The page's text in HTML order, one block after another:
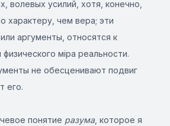
волевых усилий, хотя, конечно,
характеру, чем вера; эти
аргументы, относятся к
міра реальности.
не обесценивают подвиг
его.
понятие разума , которое я